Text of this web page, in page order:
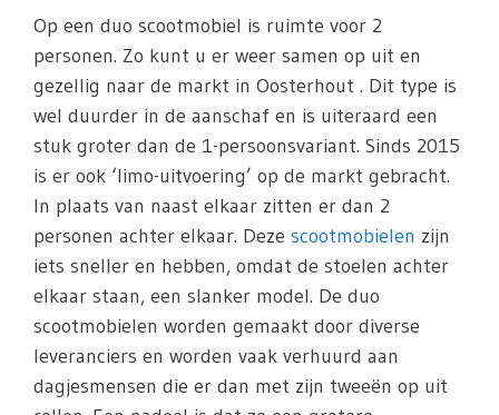
Op een duo scootmobiel is ruimte voor 2
personen. Zo kunt u er weer samen op uit en
gezellig naar de markt in Oosterhout . Dit type is
wel duurder in de aanschaf en is uiteraard een
stuk groter dan de 1-persoonsvariant. Sinds 2015
is er ook ‘limo-uitvoering’ op de markt gebracht.
In plaats van naast elkaar zitten er dan 2
personen achter elkaar. Deze scootmobielen zijn
iets sneller en hebben, omdat de stoelen achter
elkaar staan, een slanker model. De duo
scootmobielen worden gemaakt door diverse
leveranciers en worden vaak verhuurd aan
dagjesmensen die er dan met zijn tweeën op uit